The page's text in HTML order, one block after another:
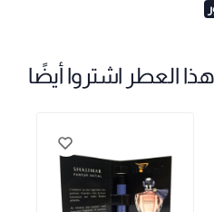
العطر اشتروا أيضًا